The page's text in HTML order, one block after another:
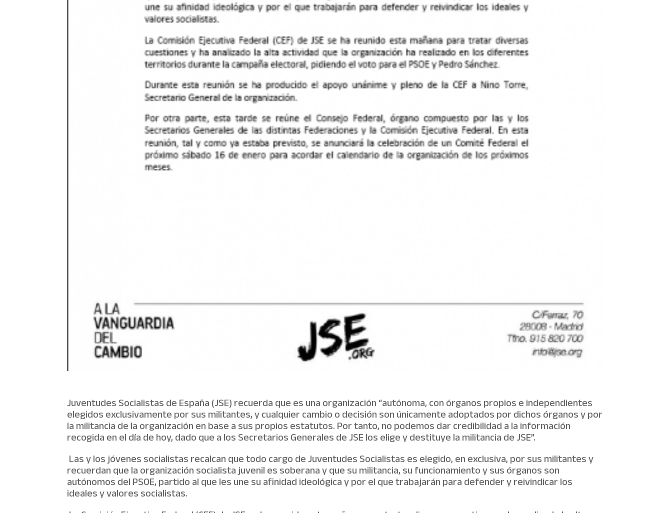
Juventudes Socialistas de España (JSE) recuerda que es una organización “autónoma, con órganos propios e independientes
elegidos exclusivamente por sus militantes, y cualquier cambio o decisión son únicamente adoptados por dichos órganos y por
la militancia de la organización en base a sus propios estatutos. Por tanto, no podemos dar credibilidad a la información
recogida en el día de hoy, dado que a los Secretarios Generales de JSE los elige y destituye la militancia de JSE”.
Las y los jóvenes socialistas recalcan que todo cargo de Juventudes Socialistas es elegido, en exclusiva, por sus militantes y
recuerdan que la organización socialista juvenil es soberana y que su militancia, su funcionamiento y sus órganos son
autónomos del PSOE, partido al que les une su afinidad ideológica y por el que trabajarán para defender y reivindicar los
ideales y valores socialistas.